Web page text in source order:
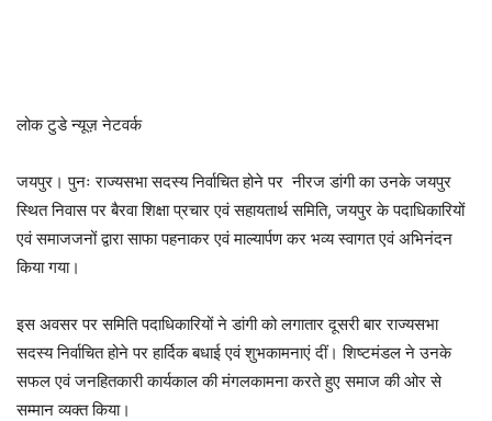
लोक टुडे न्यूज़ नेटवर्क
जयपुर। पुनः राज्यसभा सदस्य निर्वाचित होने पर नीरज डांगी का उनके जयपुर
स्थित निवास पर बैरवा शिक्षा प्रचार एवं सहायतार्थ समिति, जयपुर के पदाधिकारियों
एवं समाजजनों द्वारा साफा पहनाकर एवं माल्यार्पण कर भव्य स्वागत एवं अभिनंदन
किया गया।
इस अवसर पर समिति पदाधिकारियों ने डांगी को लगातार दूसरी बार राज्यसभा
सदस्य निर्वाचित होने पर हार्दिक बधाई एवं शुभकामनाएं दीं। शिष्टमंडल ने उनके
सफल एवं जनहितकारी कार्यकाल की मंगलकामना करते हुए समाज की ओर से
सम्मान व्यक्त किया।